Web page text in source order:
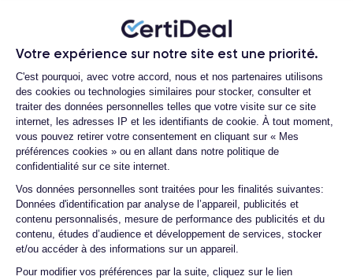
Votre expérience sur notre site est une priorité.
Plateforme de Gestion du
C'est pourquoi, avec votre accord, nous et nos partenaires utilisons
des cookies ou technologies similaires pour stocker, consulter et
traiter des données personnelles telles que votre visite sur ce site
internet, les adresses IP et les identifiants de cookie. À tout moment,
vous pouvez retirer votre consentement en cliquant sur « Mes
préférences cookies » ou en allant dans notre politique de
confidentialité sur ce site internet.
Vos données personnelles sont traitées pour les finalités suivantes:
Données d'identification par analyse de l’appareil, publicités et
contenu personnalisés, mesure de performance des publicités et du
contenu, études d’audience et développement de services, stocker
et/ou accéder à des informations sur un appareil.
Pour modifier vos préférences par la suite, cliquez sur le lien
Axeptio consent
iOS (iOS 16)
Dimensions
157.5×77.4×7.7 mm
Poids
208 g
Écran
OLED 6.5 pouces
Résolution écran
2688 x 1242 pixels
RAM
4 GO
Mémoire interne
Nom de la puce
Apple A12 Bionic
Nombre de cœurs
6
Nom GPU
GPU 4 cœurs
Fréq. processeur
2.24 GHz
XS Max d'occasion et un iPhone XS Max
reconditionné ?
Quelle est la durée de vie d'un iPhone XS
Max reconditionné ?
Proposez-vous une assurance en cas de
casse due à des chocs ou à des chutes ?
Quelles sont les options disponibles sur
les batteries ?
Quels sont les accessoires inclus dans la
commande ?
Quelles garanties offrez-vous sur vos
produits ?
Quels sont vos modes de paiement ?